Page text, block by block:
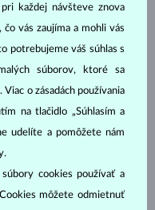
s ďalšími
sa k jednoduchým
Môžete ich ale navrstviť a
vyniknúť. Toto sú naše
každej návšteve znova
vás zaujíma a mohli vás
potrebujeme váš súhlas s
súborov, ktoré sa
o zásadách používania
na tlačidlo „Súhlasím a
udelíte a pomôžete nám
cookies používať a
môžete odmietnuť